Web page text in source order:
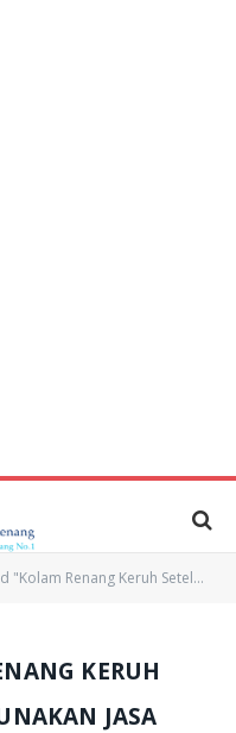
Keruh Setelah Liburan? Gunakan Jasa Perawatan Profesional"
KERUH
JASA